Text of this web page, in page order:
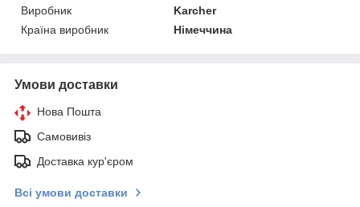
Виробник
Karcher
Країна виробник
Німеччина
Умови доставки
Нова Пошта
Самовивіз
Доставка кур'єром
Всі умови доставки